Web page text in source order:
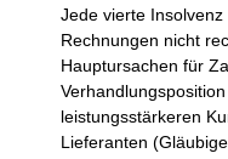
Jede vierte
Rechnungen nicht
Hauptursachen für
leistungsstärkeren
Lieferanten